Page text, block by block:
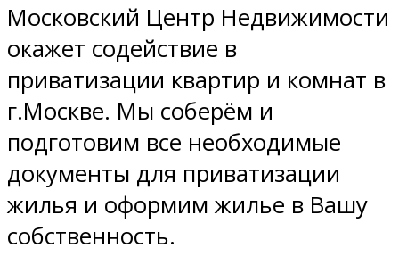
Московский Центр Недвижимости
окажет содействие в
приватизации квартир и комнат в
г.Москве. Мы соберём и
подготовим все необходимые
документы для приватизации
жилья и оформим жилье в Вашу
собственность.